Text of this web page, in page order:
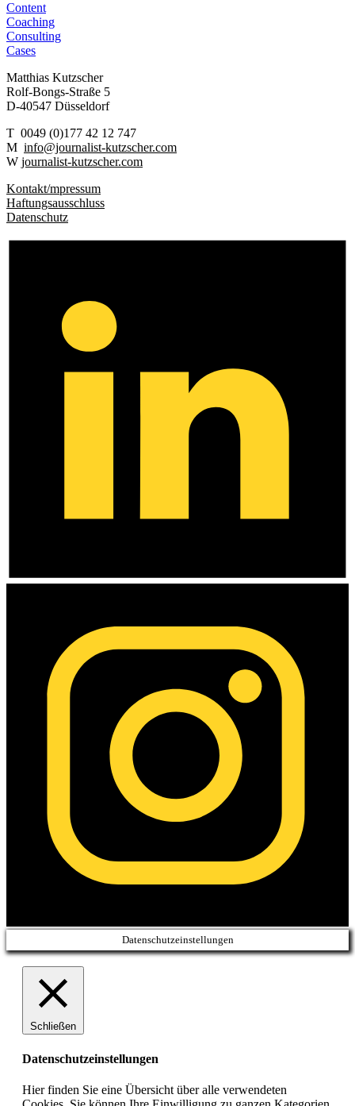
Content
Coaching
Consulting
Cases
Matthias Kutzscher
Rolf-Bongs-Straße 5
D-40547 Düsseldorf
T 0049 (0)177 42 12 747
M info@journalist-kutzscher.com
W journalist-kutzscher.com
Kontakt/mpressum
Haftungsausschluss
Datenschutz
Datenschutzeinstellungen
Schließen
Datenschutzeinstellungen
Hier finden Sie eine Übersicht über alle verwendeten